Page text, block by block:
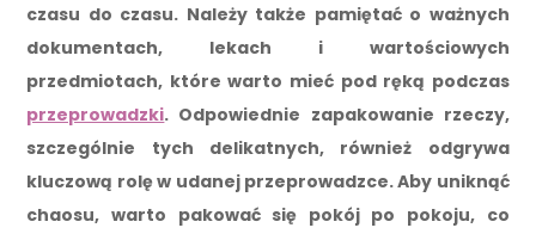
czasu do czasu. Należy także pamiętać o ważnych
dokumentach, lekach i wartościowych
przedmiotach, które warto mieć pod ręką podczas
przeprowadzki. Odpowiednie zapakowanie rzeczy,
szczególnie tych delikatnych, również odgrywa
kluczową rolę w udanej przeprowadzce. Aby uniknąć
chaosu, warto pakować się pokój po pokoju, co